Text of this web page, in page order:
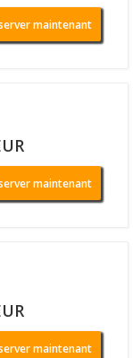
maintenant
maintenant
maintenant